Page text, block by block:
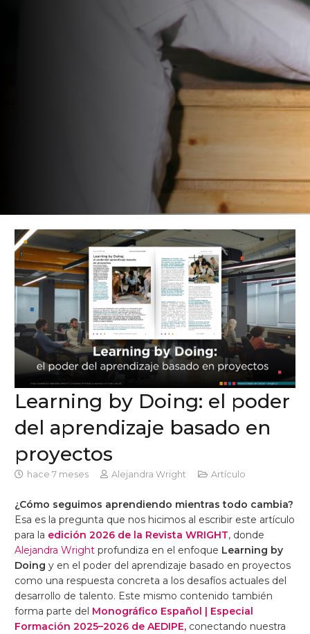
Learning by Doing: el poder
del aprendizaje basado en
proyectos
hace 7 meses Alejandra Wright Artículo
¿Cómo seguimos aprendiendo mientras todo cambia?
Esa es la pregunta que nos hicimos al escribir este artículo
para la edición 2026 de la Revista WRIGHT, donde
Alejandra Wright profundiza en el enfoque Learning by
Doing y en el poder del aprendizaje basado en proyectos
como una respuesta concreta a los desafíos actuales del
desarrollo de talento. Este mismo contenido también
forma parte del Monográfico Español | Especial
Formación 2025–2026 de AEDIPE, conectando nuestra